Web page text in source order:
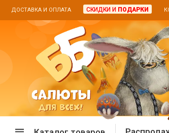
ДОСТАВКА И ОПЛАТА СКИДКИ И ПОДАРКИ